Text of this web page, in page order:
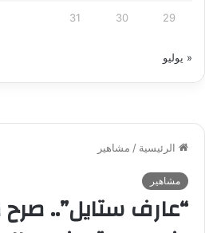
29
30
31
« يوليو